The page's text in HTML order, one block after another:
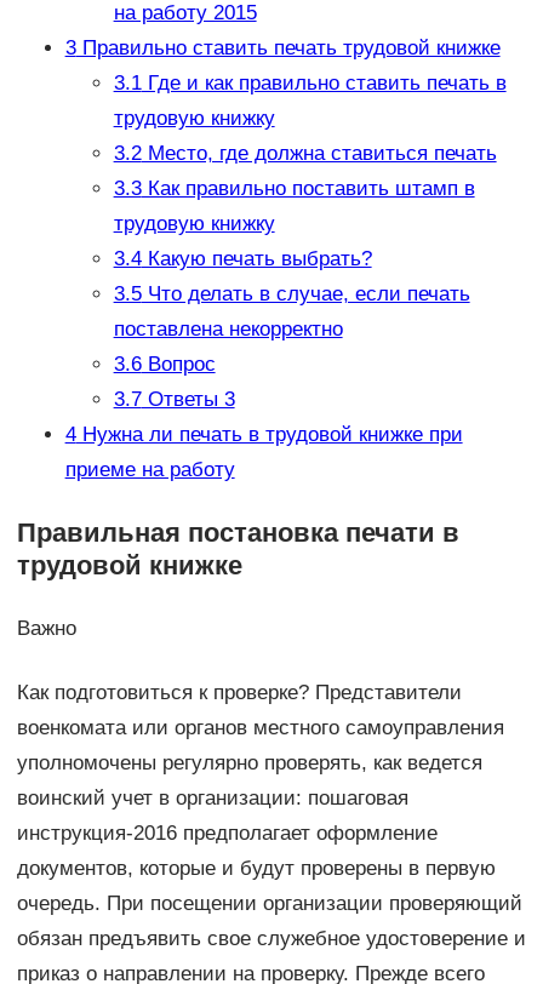
на работу 2015
3Правильно ставить печать трудовой книжке
3.1Где и как правильно ставить печать в
трудовую книжку
3.2Место, где должна ставиться печать
3.3Как правильно поставить штамп в
трудовую книжку
3.4Какую печать выбрать?
3.5Что делать в случае, если печать
поставлена некорректно
3.6Вопрос
3.7Ответы 3
4Нужна ли печать в трудовой книжке при
приеме на работу
Правильная постановка печати в
трудовой книжке
Важно
Как подготовиться к проверке? Представители
военкомата или органов местного самоуправления
уполномочены регулярно проверять, как ведется
воинский учет в организации: пошаговая
инструкция-2016 предполагает оформление
документов, которые и будут проверены в первую
очередь. При посещении организации проверяющий
обязан предъявить свое служебное удостоверение и
приказ о направлении на проверку. Прежде всего